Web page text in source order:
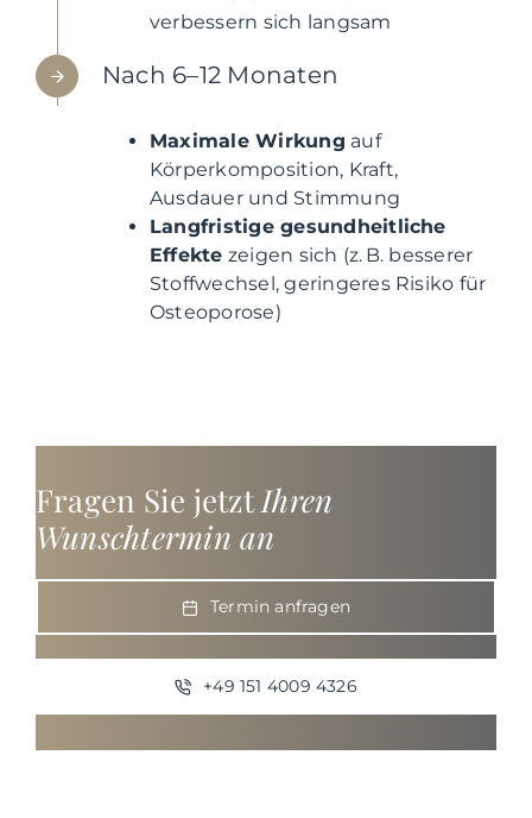
verbessern sich langsam
Nach 6–12 Monaten
Maximale Wirkung auf
Körperkomposition, Kraft,
Ausdauer und Stimmung
Langfristige gesundheitliche
Effekte zeigen sich (z. B. besserer
Stoffwechsel, geringeres Risiko für
Osteoporose)
Fragen Sie jetztIhren
Wunschtermin an
Termin anfragen
+49 151 4009 4326